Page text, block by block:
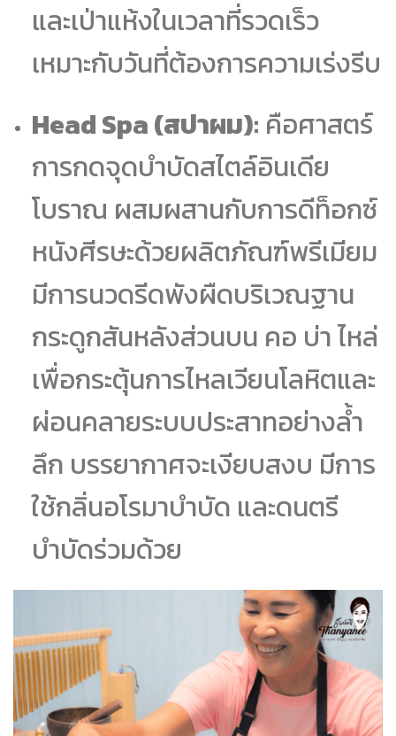
และเป่าแห้งในเวลาที่รวดเร็ว
เหมาะกับวันที่ต้องการความเร่งรีบ
Head Spa (สปาผม): คือศาสตร์
การกดจุดบำบัดสไตล์อินเดีย
โบราณ ผสมผสานกับการดีท็อกซ์
หนังศีรษะด้วยผลิตภัณฑ์พรีเมียม
มีการนวดรีดพังผืดบริเวณฐาน
กระดูกสันหลังส่วนบน คอ บ่า ไหล่
เพื่อกระตุ้นการไหลเวียนโลหิตและ
ผ่อนคลายระบบประสาทอย่างล้ำ
ลึก บรรยากาศจะเงียบสงบ มีการ
ใช้กลิ่นอโรมาบำบัด และดนตรี
บำบัดร่วมด้วย